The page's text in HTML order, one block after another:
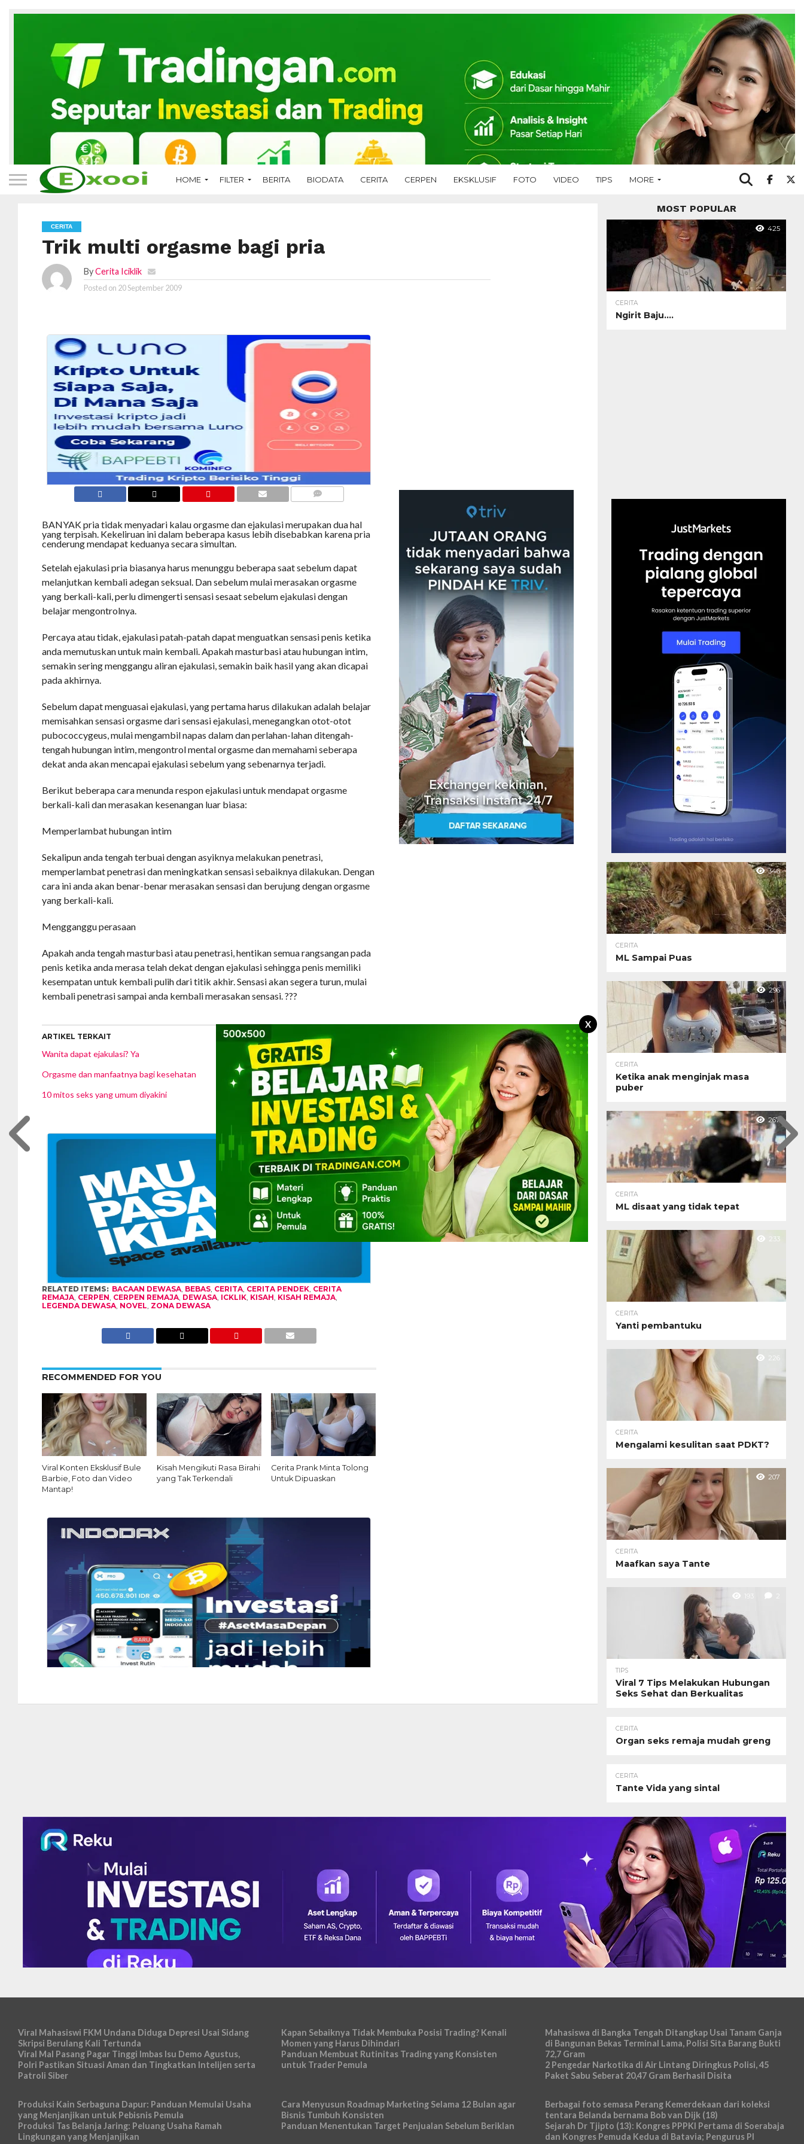
X
HOME FILTER BERITA BIODATA CERITA CERPEN EKSKLUSIF FOTO VIDEO TIPS MORE
CERITA
Trik multi orgasme bagi pria
By Cerita Iciklik
Posted on 20 September 2009
BANYAK pria tidak menyadari kalau orgasme dan ejakulasi merupakan dua hal
yang terpisah. Kekeliruan ini dalam beberapa kasus lebih disebabkan karena pria
cenderung mendapat keduanya secara simultan.
Setelah ejakulasi pria biasanya harus menunggu beberapa saat sebelum dapat
melanjutkan kembali adegan seksual. Dan sebelum mulai merasakan orgasme
yang berkali-kali, perlu dimengerti sensasi sesaat sebelum ejakulasi dengan
belajar mengontrolnya.
Percaya atau tidak, ejakulasi patah-patah dapat menguatkan sensasi penis ketika
anda memutuskan untuk main kembali. Apakah masturbasi atau hubungan intim,
semakin sering menggangu aliran ejakulasi, semakin baik hasil yang akan dicapai
pada akhirnya.
Sebelum dapat menguasai ejakulasi, yang pertama harus dilakukan adalah belajar
memisahkan sensasi orgasme dari sensasi ejakulasi, menegangkan otot-otot
pubococcygeus, mulai mengambil napas dalam dan perlahan-lahan ditengah-
tengah hubungan intim, mengontrol mental orgasme dan memahami seberapa
dekat anda akan mencapai ejakulasi sebelum yang sebenarnya terjadi.
Berikut beberapa cara menunda respon ejakulasi untuk mendapat orgasme
berkali-kali dan merasakan kesenangan luar biasa:
Memperlambat hubungan intim
Sekalipun anda tengah terbuai dengan asyiknya melakukan penetrasi,
memperlambat penetrasi dan meningkatkan sensasi sebaiknya dilakukan. Dengan
cara ini anda akan benar-benar merasakan sensasi dan berujung dengan orgasme
yang berkali-kali.
Mengganggu perasaan
Apakah anda tengah masturbasi atau penetrasi, hentikan semua rangsangan pada
penis ketika anda merasa telah dekat dengan ejakulasi sehingga penis memiliki
kesempatan untuk kembali pulih dari titik akhir. Sensasi akan segera turun, mulai
kembali penetrasi sampai anda kembali merasakan sensasi. ???
ARTIKEL TERKAIT
Wanita dapat ejakulasi? Ya
Orgasme dan manfaatnya bagi kesehatan
10 mitos seks yang umum diyakini
RELATED ITEMS: BACAAN DEWASA, BEBAS, CERITA, CERITA PENDEK, CERITA
REMAJA, CERPEN, CERPEN REMAJA, DEWASA, ICKLIK, KISAH, KISAH REMAJA,
LEGENDA DEWASA, NOVEL, ZONA DEWASA
RECOMMENDED FOR YOU
Viral Konten Eksklusif Bule
Barbie, Foto dan Video
Mantap!
Kisah Mengikuti Rasa Birahi
yang Tak Terkendali
Cerita Prank Minta Tolong
Untuk Dipuaskan
MOST POPULAR
425
CERITA
Ngirit Baju….
346
CERITA
ML Sampai Puas
296
CERITA
Ketika anak menginjak masa
puber
267
CERITA
ML disaat yang tidak tepat
233
CERITA
Yanti pembantuku
226
CERITA
Mengalami kesulitan saat PDKT?
207
CERITA
Maafkan saya Tante
193 2
TIPS
Viral 7 Tips Melakukan Hubungan
Seks Sehat dan Berkualitas
CERITA
Organ seks remaja mudah greng
CERITA
Tante Vida yang sintal
Viral Mahasiswi FKM Undana Diduga Depresi Usai Sidang
Skripsi Berulang Kali Tertunda
Viral Mal Pasang Pagar Tinggi Imbas Isu Demo Agustus,
Polri Pastikan Situasi Aman dan Tingkatkan Intelijen serta
Patroli Siber
Kapan Sebaiknya Tidak Membuka Posisi Trading? Kenali
Momen yang Harus Dihindari
Panduan Membuat Rutinitas Trading yang Konsisten
untuk Trader Pemula
Mahasiswa di Bangka Tengah Ditangkap Usai Tanam Ganja
di Bangunan Bekas Terminal Lama, Polisi Sita Barang Bukti
72,7 Gram
2 Pengedar Narkotika di Air Lintang Diringkus Polisi, 45
Paket Sabu Seberat 20,47 Gram Berhasil Disita
Produksi Kain Serbaguna Dapur: Panduan Memulai Usaha
yang Menjanjikan untuk Pebisnis Pemula
Produksi Tas Belanja Jaring: Peluang Usaha Ramah
Lingkungan yang Menjanjikan
Cara Menyusun Roadmap Marketing Selama 12 Bulan agar
Bisnis Tumbuh Konsisten
Panduan Menentukan Target Penjualan Sebelum Beriklan
Berbagai foto semasa Perang Kemerdekaan dari koleksi
tentara Belanda bernama Bob van Dijk (18)
Sejarah Dr Tjipto (13): Kongres PPPKI Pertama di Soerabaja
dan Kongres Pemuda Kedua di Batavia; Pengurus PI